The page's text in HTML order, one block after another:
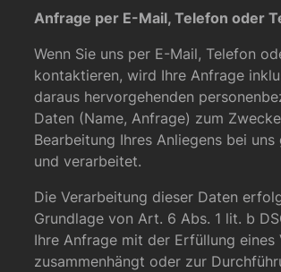
Anfrage per E-Mail, Telefon oder
Wenn Sie uns per E-Mail, Telefon
kontaktieren, wird Ihre Anfrage
daraus hervorgehenden
Daten (Name, Anfrage) zum
Bearbeitung Ihres Anliegens bei
und verarbeitet.
Die Verarbeitung dieser Daten
Grundlage von Art. 6 Abs. 1 lit. b
Ihre Anfrage mit der Erfüllung eines
zusammenhängt oder zur